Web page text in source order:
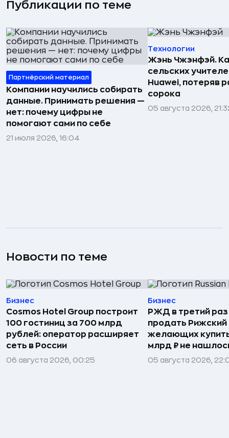
Публикации по теме
Партнёрский материал
Компании научились собирать
данные. Принимать решения —
нет: почему цифры не
помогают сами по себе
21 июля 2026, 16:04
Технологии
Жэнь Чжэнфэй.
сельских
Huawei, потеряв
сорока
05 августа 2026,
Новости по теме
Бизнес
Cosmos Hotel Group построит
100 гостиниц за 700 млрд
рублей: оператор расширяет
сеть в России
06 августа 2026, 00:25
Бизнес
РЖД в третий
продать Рижский
желающих
млрд ₽ не
05 августа 2026,